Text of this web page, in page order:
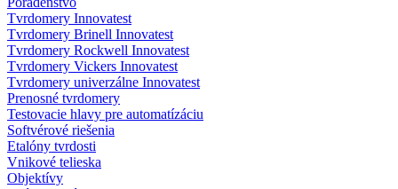
Tvrdomery Innovatest
Tvrdomery Brinell Innovatest
Tvrdomery Rockwell Innovatest
Tvrdomery Vickers Innovatest
Tvrdomery univerzálne Innovatest
Prenosné tvrdomery
Testovacie hlavy pre automatízáciu
Softvérové riešenia
Etalóny tvrdosti
Vnikové telieska
Objektívy